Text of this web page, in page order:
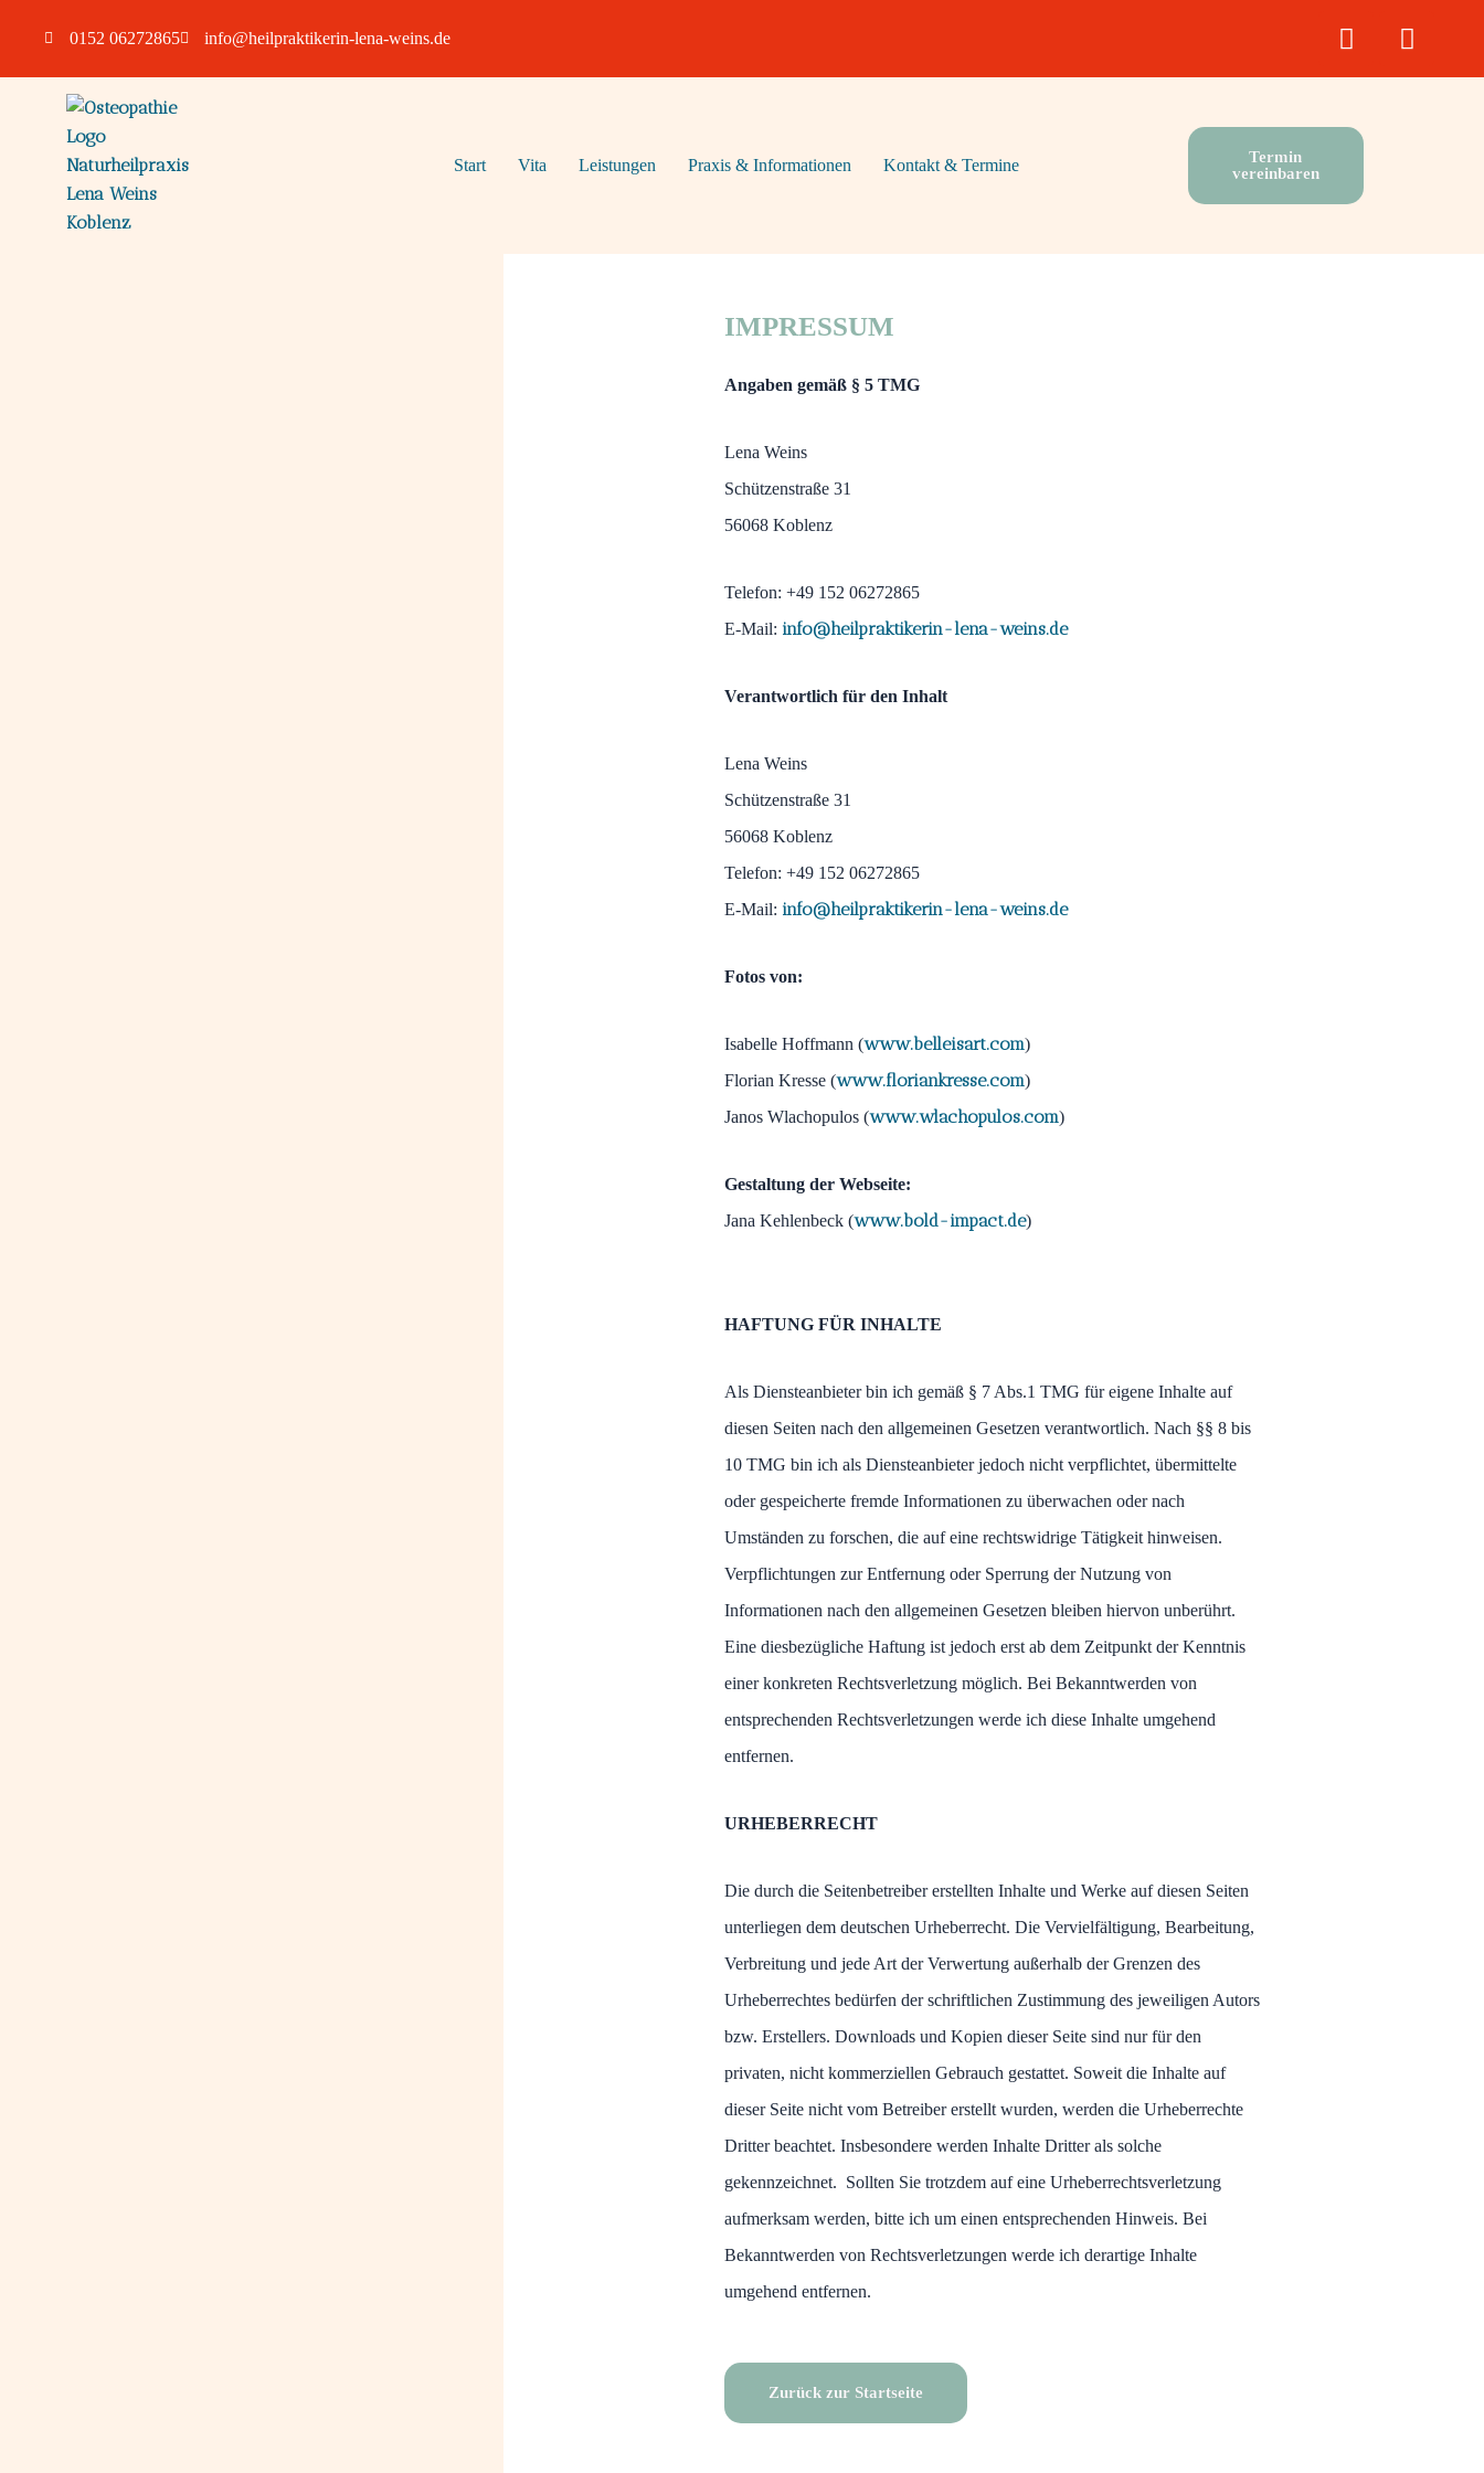
0152 06272865 info@heilpraktikerin-lena-weins.de Whatsapp
Start Vita Leistungen Praxis & Informationen Kontakt & Termine
Termin
vereinbaren
IMPRESSUM
Angaben gemäß § 5 TMG
Lena Weins
Schützenstraße 31
56068 Koblenz
Telefon: +49 152 06272865
E-Mail: info@heilpraktikerin-lena-weins.de
Verantwortlich für den Inhalt
Lena Weins
Schützenstraße 31
56068 Koblenz
Telefon: +49 152 06272865
E-Mail: info@heilpraktikerin-lena-weins.de
Fotos von:
Isabelle Hoffmann (www.belleisart.com)
Florian Kresse (www.floriankresse.com)
Janos Wlachopulos (www.wlachopulos.com)
Gestaltung der Webseite:
Jana Kehlenbeck (www.bold-impact.de)
HAFTUNG FÜR INHALTE
Als Diensteanbieter bin ich gemäß § 7 Abs.1 TMG für eigene Inhalte auf
diesen Seiten nach den allgemeinen Gesetzen verantwortlich. Nach §§ 8 bis
10 TMG bin ich als Diensteanbieter jedoch nicht verpflichtet, übermittelte
oder gespeicherte fremde Informationen zu überwachen oder nach
Umständen zu forschen, die auf eine rechtswidrige Tätigkeit hinweisen.
Verpflichtungen zur Entfernung oder Sperrung der Nutzung von
Informationen nach den allgemeinen Gesetzen bleiben hiervon unberührt.
Eine diesbezügliche Haftung ist jedoch erst ab dem Zeitpunkt der Kenntnis
einer konkreten Rechtsverletzung möglich. Bei Bekanntwerden von
entsprechenden Rechtsverletzungen werde ich diese Inhalte umgehend
entfernen.
URHEBERRECHT
Die durch die Seitenbetreiber erstellten Inhalte und Werke auf diesen Seiten
unterliegen dem deutschen Urheberrecht. Die Vervielfältigung, Bearbeitung,
Verbreitung und jede Art der Verwertung außerhalb der Grenzen des
Urheberrechtes bedürfen der schriftlichen Zustimmung des jeweiligen Autors
bzw. Erstellers. Downloads und Kopien dieser Seite sind nur für den
privaten, nicht kommerziellen Gebrauch gestattet. Soweit die Inhalte auf
dieser Seite nicht vom Betreiber erstellt wurden, werden die Urheberrechte
Dritter beachtet. Insbesondere werden Inhalte Dritter als solche
gekennzeichnet. Sollten Sie trotzdem auf eine Urheberrechtsverletzung
aufmerksam werden, bitte ich um einen entsprechenden Hinweis. Bei
Bekanntwerden von Rechtsverletzungen werde ich derartige Inhalte
umgehend entfernen.
Zurück zur Startseite